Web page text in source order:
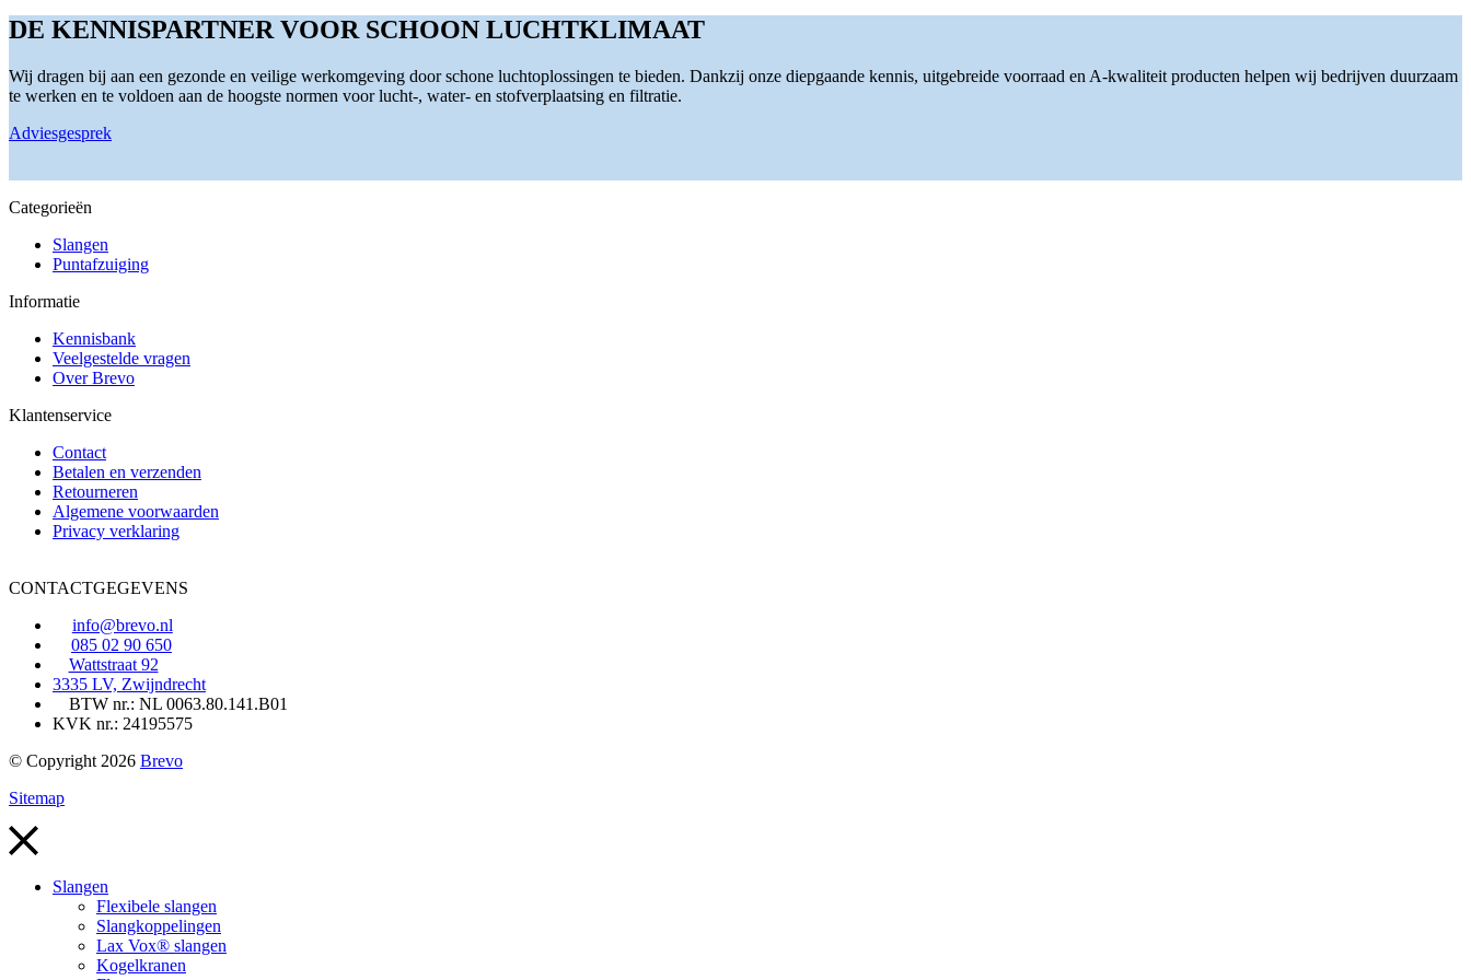
meerdere
variaties.
optie
kan
worden
de
DE KENNISPARTNER VOOR SCHOON LUCHTKLIMAAT
Wij dragen bij aan een gezonde en veilige werkomgeving door schone luchtoplossingen te bieden. Dankzij onze diepgaande kennis, uitgebreide voorraad en A-kwaliteit producten helpen wij bedrijven duurzaam
te werken en te voldoen aan de hoogste normen voor lucht-, water- en stofverplaatsing en filtratie.
Adviesgesprek
Categorieën
Slangen
Puntafzuiging
Informatie
Kennisbank
Veelgestelde vragen
Over Brevo
Klantenservice
Contact
Betalen en verzenden
Retourneren
Algemene voorwaarden
Privacy verklaring
CONTACTGEGEVENS
info@brevo.nl
085 02 90 650
Wattstraat 92
3335 LV, Zwijndrecht
BTW nr.: NL 0063.80.141.B01
KVK nr.: 24195575
© Copyright 2026 Brevo
Sitemap
Slangen
Flexibele slangen
Slangkoppelingen
Lax Vox® slangen
Kogelkranen